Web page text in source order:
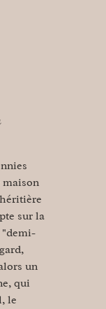
maison
sur la
"demi-
un
qui
le